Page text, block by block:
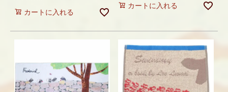
カートに入れる
カートに入れる